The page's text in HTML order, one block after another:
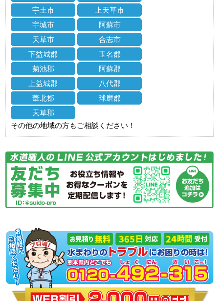
宇土市
上天草市
宇城市
阿蘇市
天草市
合志市
下益城郡
玉名郡
菊池郡
阿蘇郡
上益城郡
八代郡
葦北郡
球磨郡
天草郡
その他の地域の方もご相談ください！